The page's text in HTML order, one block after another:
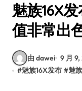
魅族16X
值非常出
由 dawei 9 月 9,
#魅族16X发布 #魅